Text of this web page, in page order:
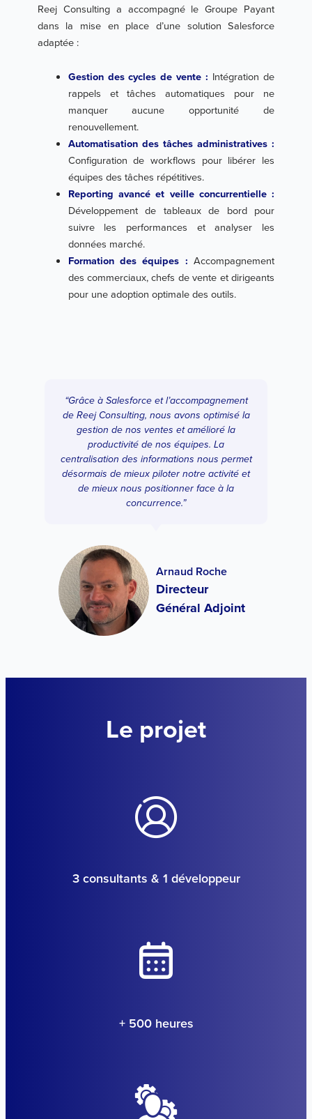
Reej Consulting a accompagné le Groupe Payant
dans la mise en place d’une solution Salesforce
adaptée :
Gestion des cycles de vente : Intégration de
rappels et tâches automatiques pour ne
manquer aucune opportunité de
renouvellement.
Automatisation des tâches administratives :
Configuration de workflows pour libérer les
équipes des tâches répétitives.
Reporting avancé et veille concurrentielle :
Développement de tableaux de bord pour
suivre les performances et analyser les
données marché.
Formation des équipes : Accompagnement
des commerciaux, chefs de vente et dirigeants
pour une adoption optimale des outils.
“Grâce à Salesforce et l’accompagnement
de Reej Consulting, nous avons optimisé la
gestion de nos ventes et amélioré la
productivité de nos équipes. La
centralisation des informations nous permet
désormais de mieux piloter notre activité et
de mieux nous positionner face à la
concurrence.”
Arnaud Roche
Directeur
Général Adjoint
Le projet
3 consultants & 1 développeur
+ 500 heures